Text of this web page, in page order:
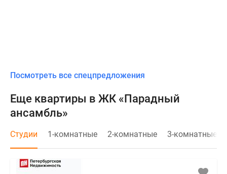
Посмотреть все спецпредложения
Еще квартиры в ЖК «Парадный
ансамбль»
Студии 1-комнатные 2-комнатные 3-комнатные